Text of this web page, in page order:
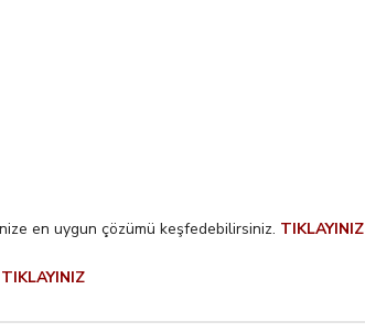
en uygun çözümü keşfedebilirsiniz. TIKLAYINIZ
TIKLAYINIZ